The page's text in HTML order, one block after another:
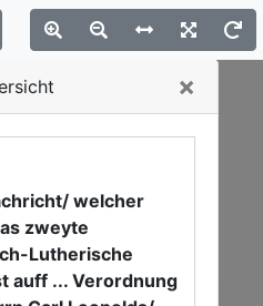
×
welcher
zweyte
Lutherische
auff ... Verordnung